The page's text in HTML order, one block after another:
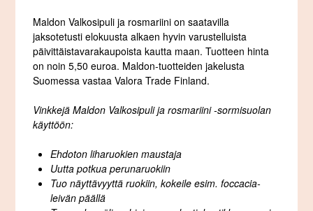
Maldon Valkosipuli ja rosmariini on saatavilla
jaksotetusti elokuusta alkaen hyvin varustelluista
päivittäistavarakaupoista kautta maan. Tuotteen hinta
on noin 5,50 euroa. Maldon-tuotteiden jakelusta
Suomessa vastaa Valora Trade Finland.
Vinkkejä Maldon Valkosipuli ja rosmariini -sormisuolan
käyttöön:
Ehdoton liharuokien maustaja
Uutta potkua perunaruokiin
Tuo näyttävyyttä ruokiin, kokeile esim. foccacia-
leivän päällä